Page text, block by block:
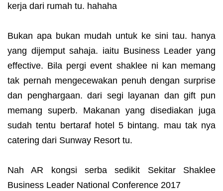
kerja dari rumah tu. hahaha
Bukan apa bukan mudah untuk ke sini tau. hanya
yang dijemput sahaja. iaitu Business Leader yang
effective. Bila pergi event shaklee ni kan memang
tak pernah mengecewakan penuh dengan surprise
dan penghargaan. dari segi layanan dan gift pun
memang superb. Makanan yang disediakan juga
sudah tentu bertaraf hotel 5 bintang. mau tak nya
catering dari Sunway Resort tu.
Nah AR kongsi serba sedikit Sekitar Shaklee
Business Leader National Conference 2017